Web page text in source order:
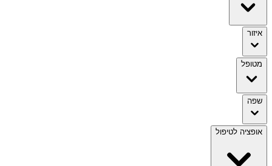
איזור
מטופל
שפה
אופציה לטיפול